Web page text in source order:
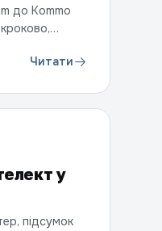
до Kommo
Читати
у
підсумок